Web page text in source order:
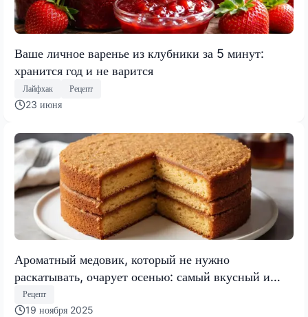
Ваше личное варенье из клубники за 5 минут:
хранится год и не варится
Лайфхак Рецепт
23 июня
Ароматный медовик, который не нужно
раскатывать, очарует осенью: самый вкусный и
быстрый торт 2025 года
Рецепт
19 ноября 2025